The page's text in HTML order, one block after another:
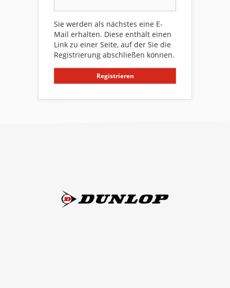
Sie werden als nächstes eine E-
Mail erhalten. Diese enthält einen
Link zu einer Seite, auf der Sie die
Registrierung abschließen können.